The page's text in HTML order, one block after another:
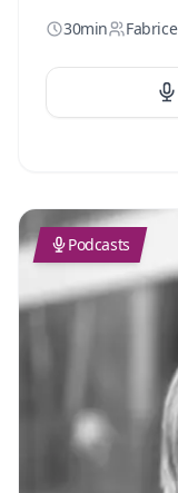
place de la
bienfaits et son
nos jeunes. Si
nous pour ce
30min
Podcasts